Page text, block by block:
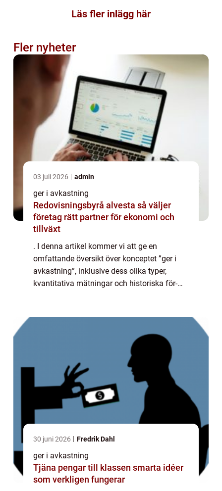
Läs fler inlägg här
Fler nyheter
03 juli 2026 admin
ger i avkastning
Redovisningsbyrå alvesta så väljer
företag rätt partner för ekonomi och
tillväxt
. I denna artikel kommer vi att ge en
omfattande översikt över konceptet ”ger i
avkastning”, inklusive dess olika typer,
kvantitativa mätningar och historiska för-
30 juni 2026 Fredrik Dahl
ger i avkastning
Tjäna pengar till klassen smarta idéer
som verkligen fungerar